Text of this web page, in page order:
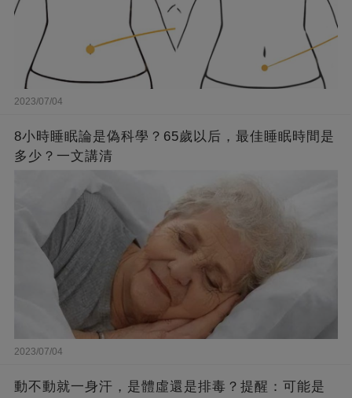
2023/07/04
8小時睡眠論是偽科學？65歲以后，最佳睡眠時間是
多少？一文講清
2023/07/04
動不動就一身汗，是體虛還是排毒？提醒：可能是